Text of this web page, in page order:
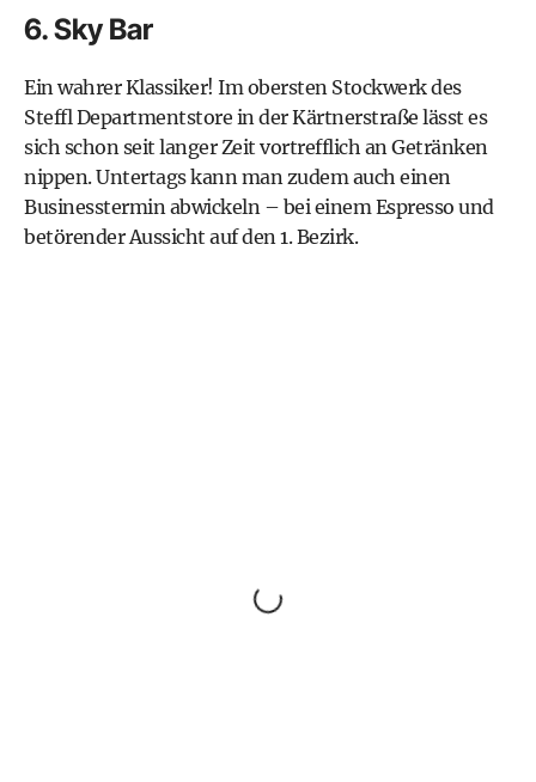
6. Sky Bar
Ein wahrer Klassiker! Im obersten Stockwerk des
Steffl Departmentstore in der Kärtnerstraße lässt es
sich schon seit langer Zeit vortrefflich an Getränken
nippen. Untertags kann man zudem auch einen
Businesstermin abwickeln – bei einem Espresso und
betörender Aussicht auf den 1. Bezirk.